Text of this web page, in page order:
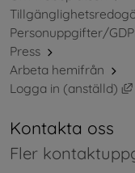
Personuppgifter/
Press
Arbeta hemifrån
Logga in (anställd)
Kontakta oss
Fler